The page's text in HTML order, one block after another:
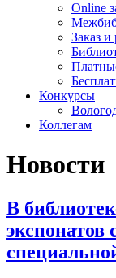
Online
Заказ и
Конкурсы
Коллегам
Новости
В
экспонатов